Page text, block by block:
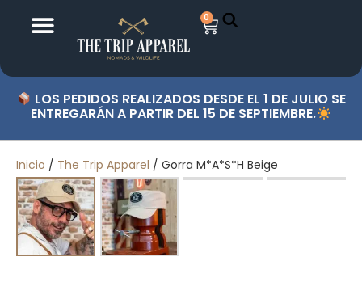
0
LOS PEDIDOS REALIZADOS DESDE EL 1 DE JULIO SE
ENTREGARÁN A PARTIR DEL 15 DE SEPTIEMBRE.
Inicio / The Trip Apparel / Gorra M*A*S*H Beige